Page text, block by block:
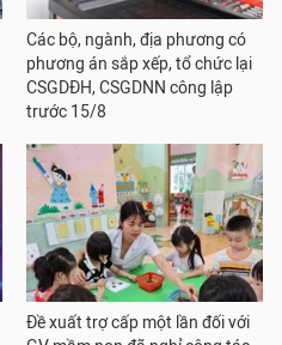
Các bộ, ngành, địa phương có
phương án sắp xếp, tổ chức lại
CSGDĐH, CSGDNN công lập
trước 15/8
Đề xuất trợ cấp một lần đối với